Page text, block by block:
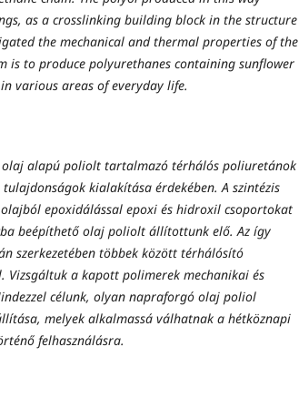
as a crosslinking building block in the structure
the mechanical and thermal properties of the
is to produce polyurethanes containing sunflower
various areas of everyday life.
alapú poliolt tartalmazó térhálós poliuretánok
kialakítása érdekében. A szintézis
epoxidálással epoxi és hidroxil csoportokat
beépíthető olaj poliolt állítottunk elő. Az így
szerkezetében többek között térhálósító
Vizsgáltuk a kapott polimerek mechanikai és
célunk, olyan napraforgó olaj poliol
melyek alkalmassá válhatnak a hétköznapi
felhasználásra.